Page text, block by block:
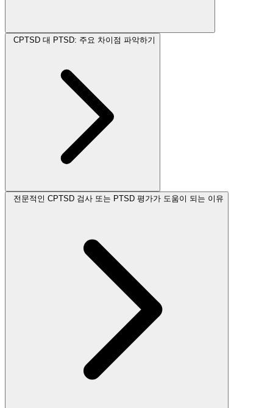
CPTSD 대 PTSD: 주요 차이점 파악하기
전문적인 CPTSD 검사 또는 PTSD 평가가 도움이 되는 이유